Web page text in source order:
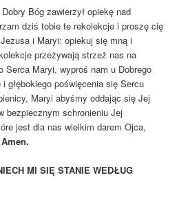
Bóg zawierzył opiekę nad
dziś tobie te rekolekcje i proszę cię
i Maryi: opiekuj się mną i
przeżywają strzeż nas na
Serca Maryi, wyproś nam u Dobrego
głębokiego poświęcenia się Sercu
Maryi abyśmy oddając się Jej
bezpiecznym schronieniu Jej
jest dla nas wielkim darem Ojca,
Amen.
MI SIĘ STANIE WEDŁUG